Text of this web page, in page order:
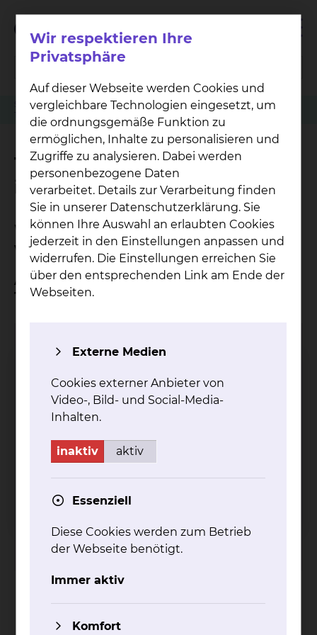
Sprechstunde
Radiologie & Nuklearmedizin
Terminvergabe minimal-invasive Tumortherapie
Terminvergabe minimal-
invasive Tumortherapie
Wo kann ich einen Termin
vereinbaren?
Anmeldung für minimal-invasive
Tumortherapie
Ambulanz für minimal-invasive
Salzdahlumer Straße 90, 38126 Braunschweig
Tel.:+49 531 595 4447
Per E-Mail kontaktieren
Kontakt Impressum
Wir respektieren Ihre
Privatsphäre
Auf dieser Webseite werden Cookies und
vergleichbare Technologien eingesetzt, um
die ordnungsgemäße Funktion zu
ermöglichen, Inhalte zu personalisieren und
Zugriffe zu analysieren. Dabei werden
personenbezogene Daten
verarbeitet. Details zur Verarbeitung finden
Sie in unserer Datenschutzerklärung. Sie
können Ihre Auswahl an erlaubten Cookies
jederzeit in den Einstellungen anpassen und
widerrufen. Die Einstellungen erreichen Sie
über den entsprechenden Link am Ende der
Webseiten.
Externe Medien
Cookies externer Anbieter von
Video-, Bild- und Social-Media-
Inhalten.
inaktiv aktiv
Essenziell
Diese Cookies werden zum Betrieb
der Webseite benötigt.
Immer aktiv
Komfort